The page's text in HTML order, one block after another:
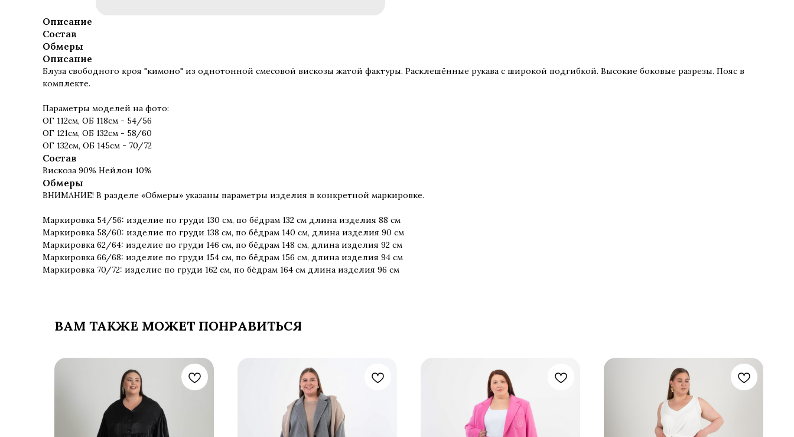
Описание
Состав
Обмеры
Описание
Блуза свободного кроя "кимоно" из однотонной смесовой вискозы жатой фактуры. Расклешённые рукава с широкой подгибкой. Высокие боковые разрезы. Пояс в
комплекте.
Параметры моделей на фото:
ОГ 112см, ОБ 118см - 54/56
ОГ 121см, ОБ 132см - 58/60
ОГ 132см, ОБ 145см - 70/72
Состав
Вискоза 90% Нейлон 10%
Обмеры
ВНИМАНИЕ! В разделе «Обмеры» указаны параметры изделия в конкретной маркировке.
Маркировка 54/56: изделие по груди 130 см, по бёдрам 132 см длина изделия 88 см
Маркировка 58/60: изделие по груди 138 см, по бёдрам 140 см, длина изделия 90 см
Маркировка 62/64: изделие по груди 146 см, по бёдрам 148 см, длина изделия 92 см
Маркировка 66/68: изделие по груди 154 см, по бёдрам 156 см, длина изделия 94 см
Маркировка 70/72: изделие по груди 162 см, по бёдрам 164 см длина изделия 96 см
ВАМ ТАКЖЕ МОЖЕТ ПОНРАВИТЬСЯ